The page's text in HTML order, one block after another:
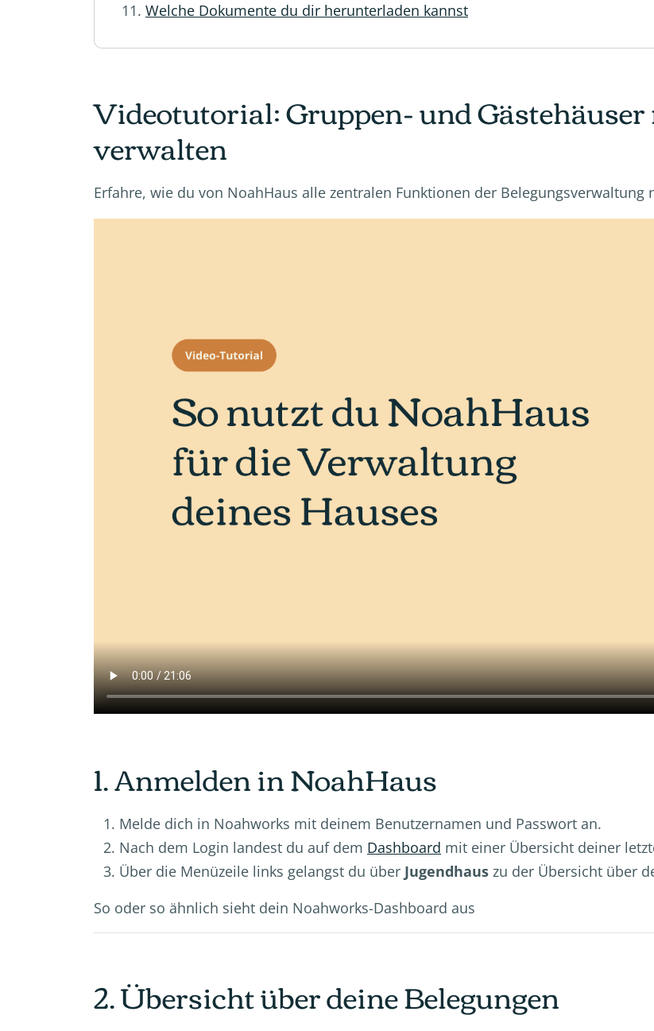
Welche Dokumente du dir herunterladen kannst
Videotutorial: Gruppen- und
verwalten
Erfahre, wie du von NoahHaus alle zentralen Funktionen der Belegungsverwaltung
1. Anmelden in NoahHaus
Melde dich in Noahworks mit deinem Benutzernamen und Passwort an.
Nach dem Login landest du auf dem Dashboard mit einer Übersicht deiner
Über die Menüzeile links gelangst du über Jugendhaus zu der Übersicht über
So oder so ähnlich sieht dein Noahworks-Dashboard aus
2. Übersicht über deine Belegungen